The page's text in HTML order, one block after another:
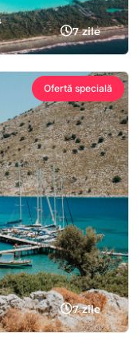
7 zile
Ofertă specială
7 zile